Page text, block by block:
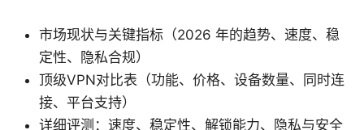
市场现状与关键指标（2026 年的趋势、速度、稳
定性、隐私合规）
顶级VPN对比表（功能、价格、设备数量、同时连
接、平台支持）
详细评测：速度、稳定性、解锁能力、隐私与安全